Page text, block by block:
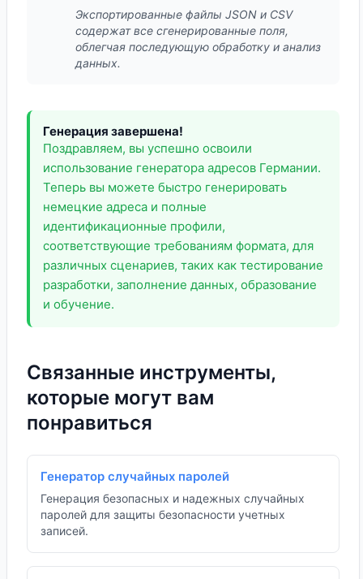
Экспортированные файлы JSON и CSV
содержат все сгенерированные поля,
облегчая последующую обработку и анализ
данных.
Генерация завершена!
Поздравляем, вы успешно освоили
использование генератора адресов Германии.
Теперь вы можете быстро генерировать
немецкие адреса и полные
идентификационные профили,
соответствующие требованиям формата, для
различных сценариев, таких как тестирование
разработки, заполнение данных, образование
и обучение.
Связанные инструменты,
которые могут вам
понравиться
Генератор случайных паролей
Генерация безопасных и надежных случайных
паролей для защиты безопасности учетных
записей.